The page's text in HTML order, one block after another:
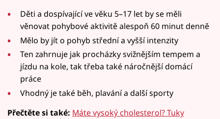
Děti a dospívající ve věku 5–17 let by se měli
věnovat pohybové aktivitě alespoň 60 minut denně
Mělo by jít o pohyb střední a vyšší intenzity
Ten zahrnuje jak procházky svižnějším tempem a
jízdu na kole, tak třeba také náročnější domácí
práce
Vhodný je také běh, plavání a další sporty
Přečtěte si také: Máte vysoký cholesterol? Tuky